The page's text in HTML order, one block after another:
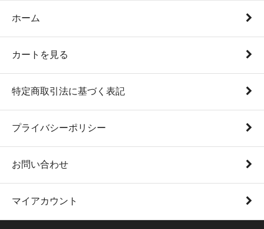
ホーム
カートを見る
特定商取引法に基づく表記
プライバシーポリシー
お問い合わせ
マイアカウント